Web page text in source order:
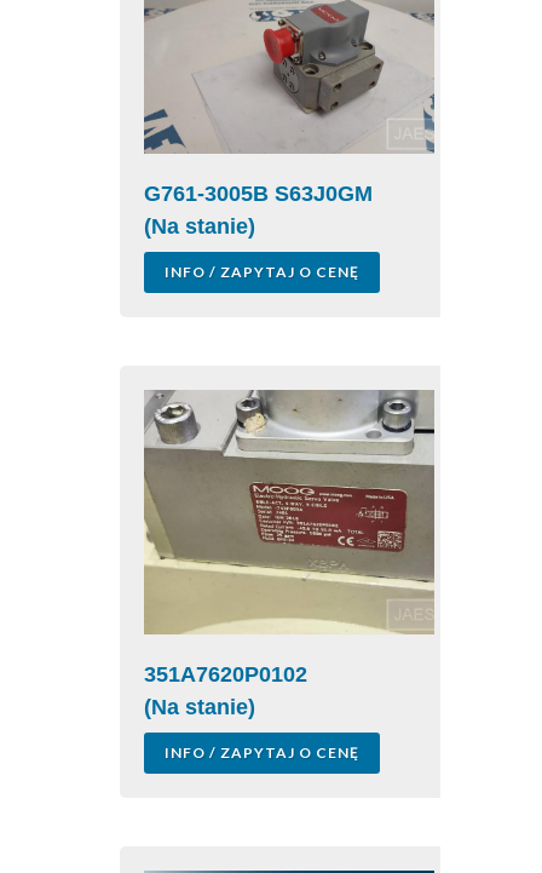
G761-3005B S63J0GM
(Na stanie)
INFO / ZAPYTAJ O CENĘ
351A7620P0102
(Na stanie)
INFO / ZAPYTAJ O CENĘ